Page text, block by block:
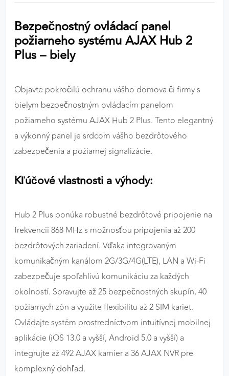
Bezpečnostný ovládací panel
požiarneho systému AJAX Hub 2
Plus – biely
Objavte pokročilú ochranu vášho domova či firmy s
bielym bezpečnostným ovládacím panelom
požiarneho systému AJAX Hub 2 Plus. Tento elegantný
a výkonný panel je srdcom vášho bezdrôtového
zabezpečenia a požiarnej signalizácie.
Kľúčové vlastnosti a výhody:
Hub 2 Plus ponúka robustné bezdrôtové pripojenie na
frekvencii 868 MHz s možnosťou pripojenia až 200
bezdrôtových zariadení. Vďaka integrovaným
komunikačným kanálom 2G/3G/4G(LTE), LAN a Wi-Fi
zabezpečuje spoľahlivú komunikáciu za každých
okolností. Spravujte až 25 bezpečnostných skupín, 40
požiarnych zón a využite flexibilitu až 2 SIM kariet.
Ovládajte systém prostredníctvom intuitívnej mobilnej
aplikácie (iOS 13.0 a vyšší, Android 5.0 a vyšší) a
integrujte až 492 AJAX kamier a 36 AJAX NVR pre
komplexný dohľad.
Google Analytics
Poskytovateľ:
MARKETINGOVÉ COOKIES
Marketingové cookies sa používajú na sledovanie
správania používateľov naprieč webovými
stránkami. Umožňujú nám a našim partnerom
zobrazovať cielenú a relevantnú reklamu, a to na
Google Ads